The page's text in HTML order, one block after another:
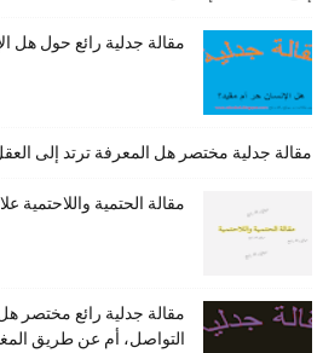
مقالة جدلية رائع حول هل
مقالة جدلية مختصر هل المعرفة ترتد إلى
مقالة الحتمية واللاحتمية
مقالة جدلية رائع مختصر
التواصل، أم عن طريق